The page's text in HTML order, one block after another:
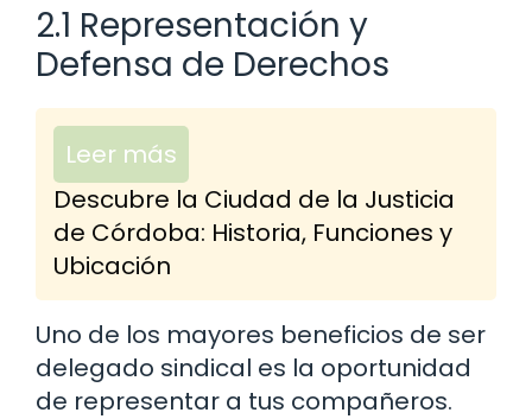
2.1 Representación y
Defensa de Derechos
Leer más
Descubre la Ciudad de la Justicia
de Córdoba: Historia, Funciones y
Ubicación
Uno de los mayores beneficios de ser
delegado sindical es la oportunidad
de representar a tus compañeros.